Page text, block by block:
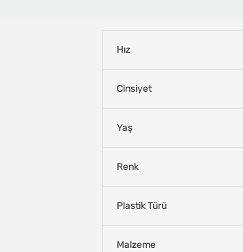
Hız
Cinsiyet
Yaş
Renk
Plastik Türü
Malzeme